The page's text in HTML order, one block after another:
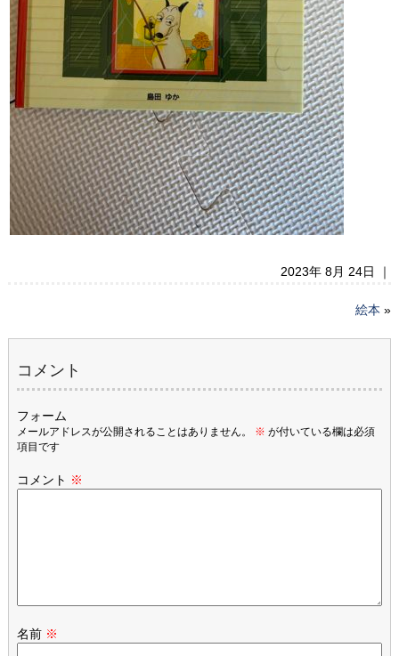
2023年 8月 24日 ｜
絵本 »
コメント
フォーム
メールアドレスが公開されることはありません。 ※ が付いている欄は必須
項目です
コメント ※
名前 ※